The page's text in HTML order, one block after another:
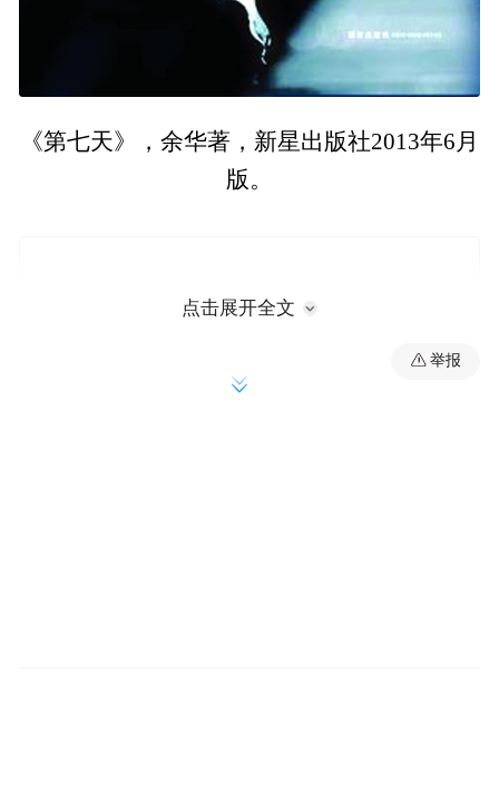
《第七天》，余华著，新星出版社2013年6月
版。
点击展开全文
举报